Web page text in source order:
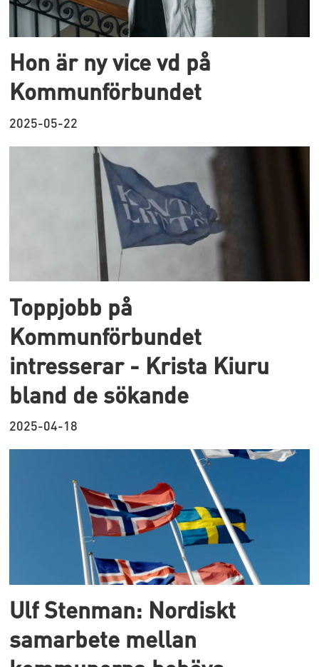
Hon är ny vice vd på
Kommunförbundet
2025-05-22
Toppjobb på
Kommunförbundet
intresserar - Krista Kiuru
bland de sökande
2025-04-18
Ulf Stenman: Nordiskt
samarbete mellan